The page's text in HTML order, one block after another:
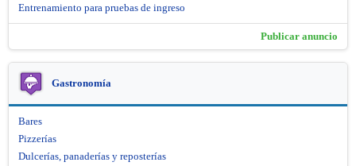
Entrenamiento para pruebas de ingreso
Publicar anuncio
Gastronomía
Bares
Pizzerías
Dulcerías, panaderías y reposterías